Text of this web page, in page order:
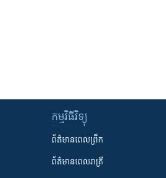
កម្មវិធី​វិទ្យុ
ព័ត៌មាន​ពេល​ព្រឹក
ព័ត៌មាន​​ពេល​រាត្រី